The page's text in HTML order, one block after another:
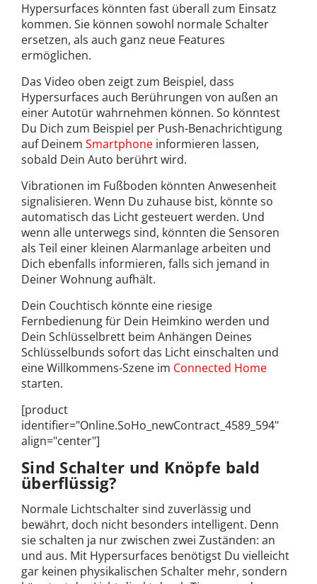
Hypersurfaces könnten fast überall zum Einsatz
kommen. Sie können sowohl normale Schalter
ersetzen, als auch ganz neue Features
ermöglichen.
Das Video oben zeigt zum Beispiel, dass
Hypersurfaces auch Berührungen von außen an
einer Autotür wahrnehmen können. So könntest
Du Dich zum Beispiel per Push-Benachrichtigung
auf Deinem Smartphone informieren lassen,
sobald Dein Auto berührt wird.
Vibrationen im Fußboden könnten Anwesenheit
signalisieren. Wenn Du zuhause bist, könnte so
automatisch das Licht gesteuert werden. Und
wenn alle unterwegs sind, könnten die Sensoren
als Teil einer kleinen Alarmanlage arbeiten und
Dich ebenfalls informieren, falls sich jemand in
Deiner Wohnung aufhält.
Dein Couchtisch könnte eine riesige
Fernbedienung für Dein Heimkino werden und
Dein Schlüsselbrett beim Anhängen Deines
Schlüsselbunds sofort das Licht einschalten und
eine Willkommens-Szene im Connected Home
starten.
[product
identifier="Online.SoHo_newContract_4589_594"
align="center"]
Sind Schalter und Knöpfe bald
überflüssig?
Normale Lichtschalter sind zuverlässig und
bewährt, doch nicht besonders intelligent. Denn
sie schalten ja nur zwischen zwei Zuständen: an
und aus. Mit Hypersurfaces benötigst Du vielleicht
gar keinen physikalischen Schalter mehr, sondern